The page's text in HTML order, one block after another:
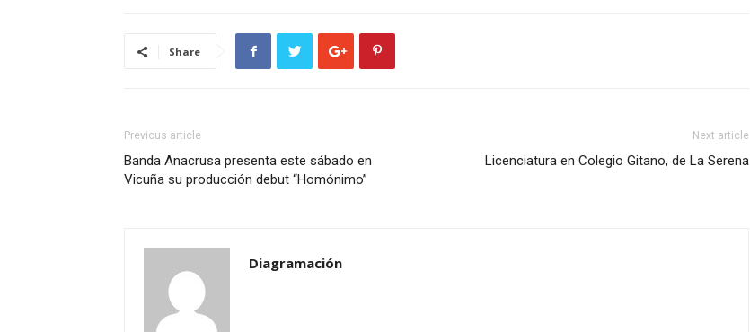
Share
Previous article
Banda Anacrusa presenta este sábado en
Vicuña su producción debut “Homónimo”
Next article
Licenciatura en Colegio Gitano, de La Serena
Diagramación